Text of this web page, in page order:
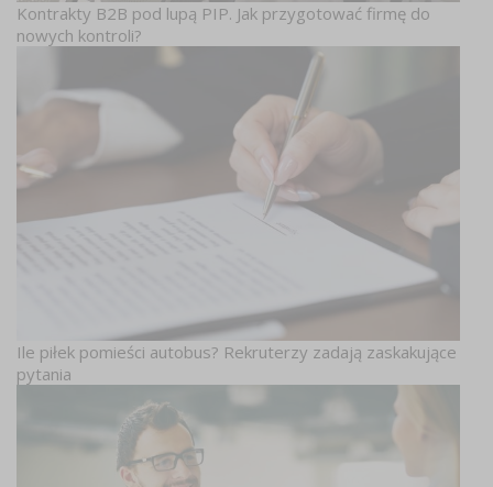
Kontrakty B2B pod lupą PIP. Jak przygotować firmę do
nowych kontroli?
Ile piłek pomieści autobus? Rekruterzy zadają zaskakujące
pytania